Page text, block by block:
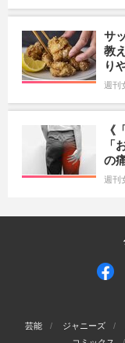
サ
教
り
週刊
《
「
の
週刊
芸能 ジャニーズ